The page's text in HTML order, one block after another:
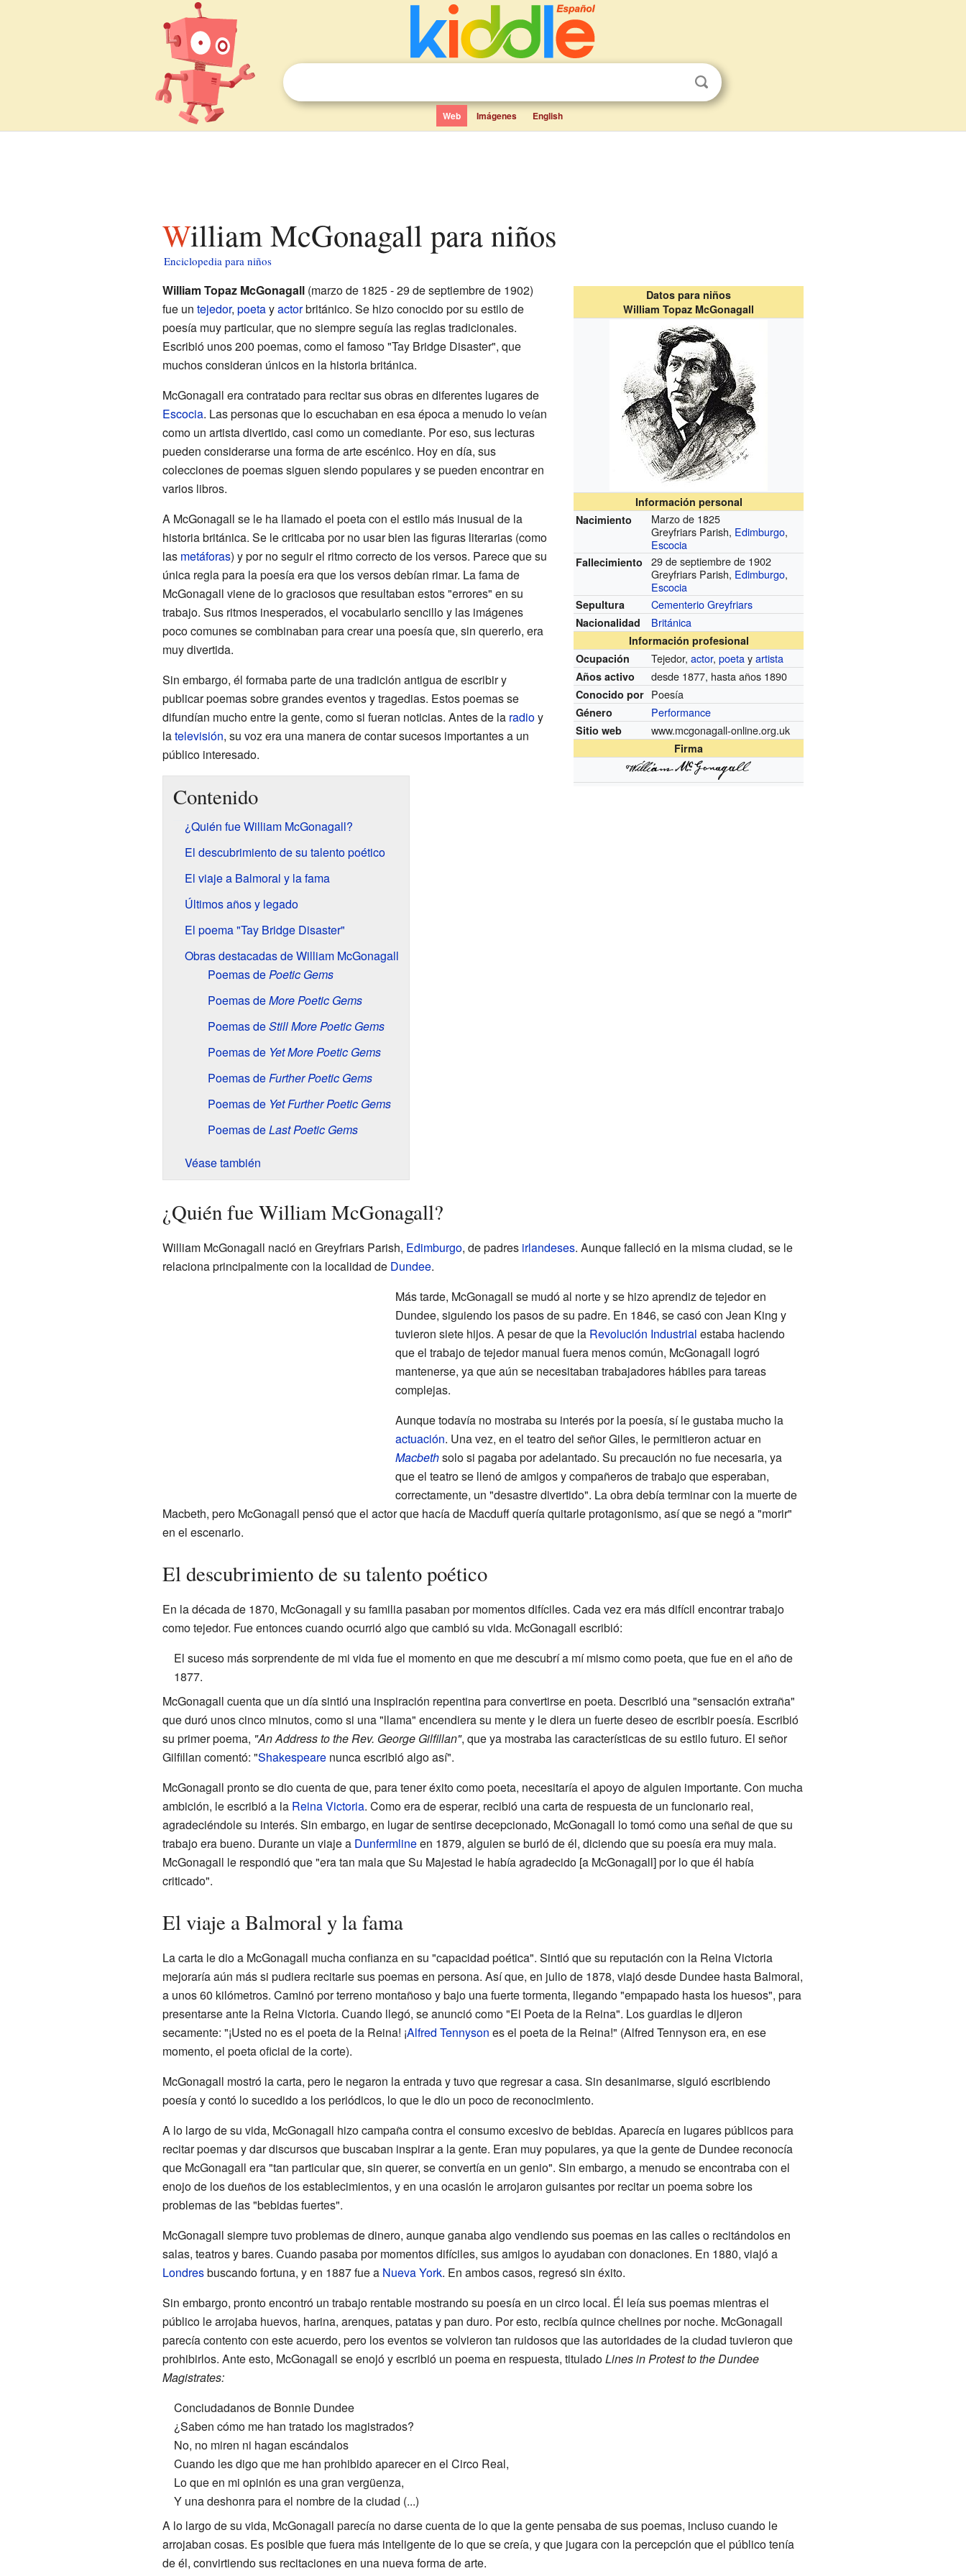
Web Imágenes English
William McGonagall para niños
Enciclopedia para niños
Datos para niños
William Topaz McGonagall
Información personal
Nacimiento
Marzo de 1825
Greyfriars Parish, Edimburgo,
Escocia
Fallecimiento
29 de septiembre de 1902
Greyfriars Parish, Edimburgo,
Escocia
Sepultura Cementerio Greyfriars
Nacionalidad Británica
Información profesional
Ocupación
Tejedor,actor,poetayartista
Años activo desde 1877, hasta años 1890
Conocido por Poesía
Género Performance
Sitio web www.mcgonagall-online.org.uk
Firma
William Topaz McGonagall(marzo de 1825 - 29 de septiembre de 1902)
fue un tejedor, poetayactorbritánico. Se hizo conocido por su estilo de
poesía muy particular, que no siempre seguía las reglas tradicionales.
Escribió unos 200 poemas, como el famoso "Tay Bridge Disaster", que
muchos consideran únicos en la historia británica.
McGonagall era contratado para recitar sus obras en diferentes lugares de
Escocia. Las personas que lo escuchaban en esa época a menudo lo veían
como un artista divertido, casi como un comediante. Por eso, sus lecturas
pueden considerarse una forma de arte escénico. Hoy en día, sus
colecciones de poemas siguen siendo populares y se pueden encontrar en
varios libros.
A McGonagall se le ha llamado el poeta con el estilo más inusual de la
historia británica. Se le criticaba por no usar bien las figuras literarias (como
las metáforas) y por no seguir el ritmo correcto de los versos. Parece que su
única regla para la poesía era que los versos debían rimar. La fama de
McGonagall viene de lo graciosos que resultaban estos "errores" en su
trabajo. Sus ritmos inesperados, el vocabulario sencillo y las imágenes
poco comunes se combinaban para crear una poesía que, sin quererlo, era
muy divertida.
Sin embargo, él formaba parte de una tradición antigua de escribir y
publicar poemas sobre grandes eventos y tragedias. Estos poemas se
difundían mucho entre la gente, como si fueran noticias. Antes de la radioy
latelevisión, su voz era una manera de contar sucesos importantes a un
público interesado.
Contenido
¿Quién fue William McGonagall?
El descubrimiento de su talento poético
El viaje a Balmoral y la fama
Últimos años y legado
El poema "Tay Bridge Disaster"
Obras destacadas de William McGonagall
Poemas dePoetic Gems
Poemas deMore Poetic Gems
Poemas deStill More Poetic Gems
Poemas de Yet More Poetic Gems
Poemas deFurther Poetic Gems
Poemas de Yet Further Poetic Gems
Poemas deLast Poetic Gems
Véase también
¿Quién fue William McGonagall?
William McGonagall nació en Greyfriars Parish, Edimburgo, de padres irlandeses. Aunque falleció en la misma ciudad, se le
relaciona principalmente con la localidad de Dundee.
Más tarde, McGonagall se mudó al norte y se hizo aprendiz de tejedor en
Dundee, siguiendo los pasos de su padre. En 1846, se casó con Jean King y
tuvieron siete hijos. A pesar de que la Revolución Industrial estaba haciendo
que el trabajo de tejedor manual fuera menos común, McGonagall logró
mantenerse, ya que aún se necesitaban trabajadores hábiles para tareas
complejas.
Aunque todavía no mostraba su interés por la poesía, sí le gustaba mucho la
actuación. Una vez, en el teatro del señor Giles, le permitieron actuar en
Macbethsolo si pagaba por adelantado. Su precaución no fue necesaria, ya
que el teatro se llenó de amigos y compañeros de trabajo que esperaban,
correctamente, un "desastre divertido". La obra debía terminar con la muerte de
Macbeth, pero McGonagall pensó que el actor que hacía de Macduff quería quitarle protagonismo, así que se negó a "morir"
en el escenario.
El descubrimiento de su talento poético
En la década de 1870, McGonagall y su familia pasaban por momentos difíciles. Cada vez era más difícil encontrar trabajo
como tejedor. Fue entonces cuando ocurrió algo que cambió su vida. McGonagall escribió:
El suceso más sorprendente de mi vida fue el momento en que me descubrí a mí mismo como poeta, que fue en el año de
1877.
McGonagall cuenta que un día sintió una inspiración repentina para convertirse en poeta. Describió una "sensación extraña"
que duró unos cinco minutos, como si una "llama" encendiera su mente y le diera un fuerte deseo de escribir poesía. Escribió
su primer poema, "An Address to the Rev. George Gilfillan", que ya mostraba las características de su estilo futuro. El señor
Gilfillan comentó: "Shakespearenunca escribió algo así".
McGonagall pronto se dio cuenta de que, para tener éxito como poeta, necesitaría el apoyo de alguien importante. Con mucha
ambición, le escribió a la Reina Victoria. Como era de esperar, recibió una carta de respuesta de un funcionario real,
agradeciéndole su interés. Sin embargo, en lugar de sentirse decepcionado, McGonagall lo tomó como una señal de que su
trabajo era bueno. Durante un viaje a Dunfermlineen 1879, alguien se burló de él, diciendo que su poesía era muy mala.
McGonagall le respondió que "era tan mala que Su Majestad le había agradecido [a McGonagall] por lo que él había
criticado".
El viaje a Balmoral y la fama
La carta le dio a McGonagall mucha confianza en su "capacidad poética". Sintió que su reputación con la Reina Victoria
mejoraría aún más si pudiera recitarle sus poemas en persona. Así que, en julio de 1878, viajó desde Dundee hasta Balmoral,
a unos 60 kilómetros. Caminó por terreno montañoso y bajo una fuerte tormenta, llegando "empapado hasta los huesos", para
presentarse ante la Reina Victoria. Cuando llegó, se anunció como "El Poeta de la Reina". Los guardias le dijeron
secamente: "¡Usted no es el poeta de la Reina! ¡Alfred Tennyson es el poeta de la Reina!" (Alfred Tennyson era, en ese
momento, el poeta oficial de la corte).
McGonagall mostró la carta, pero le negaron la entrada y tuvo que regresar a casa. Sin desanimarse, siguió escribiendo
poesía y contó lo sucedido a los periódicos, lo que le dio un poco de reconocimiento.
A lo largo de su vida, McGonagall hizo campaña contra el consumo excesivo de bebidas. Aparecía en lugares públicos para
recitar poemas y dar discursos que buscaban inspirar a la gente. Eran muy populares, ya que la gente de Dundee reconocía
que McGonagall era "tan particular que, sin querer, se convertía en un genio". Sin embargo, a menudo se encontraba con el
enojo de los dueños de los establecimientos, y en una ocasión le arrojaron guisantes por recitar un poema sobre los
problemas de las "bebidas fuertes".
McGonagall siempre tuvo problemas de dinero, aunque ganaba algo vendiendo sus poemas en las calles o recitándolos en
salas, teatros y bares. Cuando pasaba por momentos difíciles, sus amigos lo ayudaban con donaciones. En 1880, viajó a
Londresbuscando fortuna, y en 1887 fue a Nueva York. En ambos casos, regresó sin éxito.
Sin embargo, pronto encontró un trabajo rentable mostrando su poesía en un circo local. Él leía sus poemas mientras el
público le arrojaba huevos, harina, arenques, patatas y pan duro. Por esto, recibía quince chelines por noche. McGonagall
parecía contento con este acuerdo, pero los eventos se volvieron tan ruidosos que las autoridades de la ciudad tuvieron que
prohibirlos. Ante esto, McGonagall se enojó y escribió un poema en respuesta, tituladoLines in Protest to the Dundee
Magistrates:
Conciudadanos de Bonnie Dundee
¿Saben cómo me han tratado los magistrados?
No, no miren ni hagan escándalos
Cuando les digo que me han prohibido aparecer en el Circo Real,
Lo que en mi opinión es una gran vergüenza,
Y una deshonra para el nombre de la ciudad (...)
A lo largo de su vida, McGonagall parecía no darse cuenta de lo que la gente pensaba de sus poemas, incluso cuando le
arrojaban cosas. Es posible que fuera más inteligente de lo que se creía, y que jugara con la percepción que el público tenía
de él, convirtiendo sus recitaciones en una nueva forma de arte.